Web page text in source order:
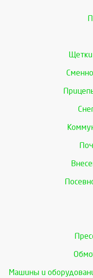
Машины и